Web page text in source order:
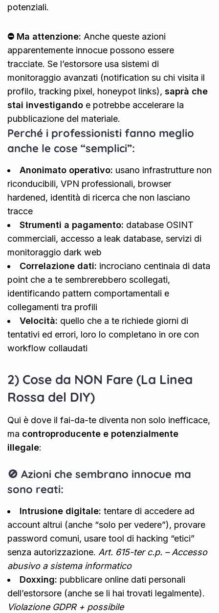
potenziali.
⛔ Ma attenzione: Anche queste azioni
apparentemente innocue possono essere
tracciate. Se l’estorsore usa sistemi di
monitoraggio avanzati (notification su chi visita il
profilo, tracking pixel, honeypot links), saprà che
stai investigando e potrebbe accelerare la
pubblicazione del materiale.
Perché i professionisti fanno meglio
anche le cose “semplici”:
Anonimato operativo: usano infrastrutture non
riconducibili, VPN professionali, browser
hardened, identità di ricerca che non lasciano
tracce
Strumenti a pagamento: database OSINT
commerciali, accesso a leak database, servizi di
monitoraggio dark web
Correlazione dati: incrociano centinaia di data
point che a te sembrerebbero scollegati,
identificando pattern comportamentali e
collegamenti tra profili
Velocità: quello che a te richiede giorni di
tentativi ed errori, loro lo completano in ore con
workflow collaudati
2) Cose da NON Fare (La Linea
Rossa del DIY)
Qui è dove il fai-da-te diventa non solo inefficace,
ma controproducente e potenzialmente
illegale:
🚫 Azioni che sembrano innocue ma
sono reati:
Intrusione digitale: tentare di accedere ad
account altrui (anche “solo per vedere”), provare
password comuni, usare tool di hacking “etici”
senza autorizzazione. Art. 615-ter c.p. – Accesso
abusivo a sistema informatico
Doxxing: pubblicare online dati personali
dell’estorsore (anche se li hai trovati legalmente).
Violazione GDPR + possibile